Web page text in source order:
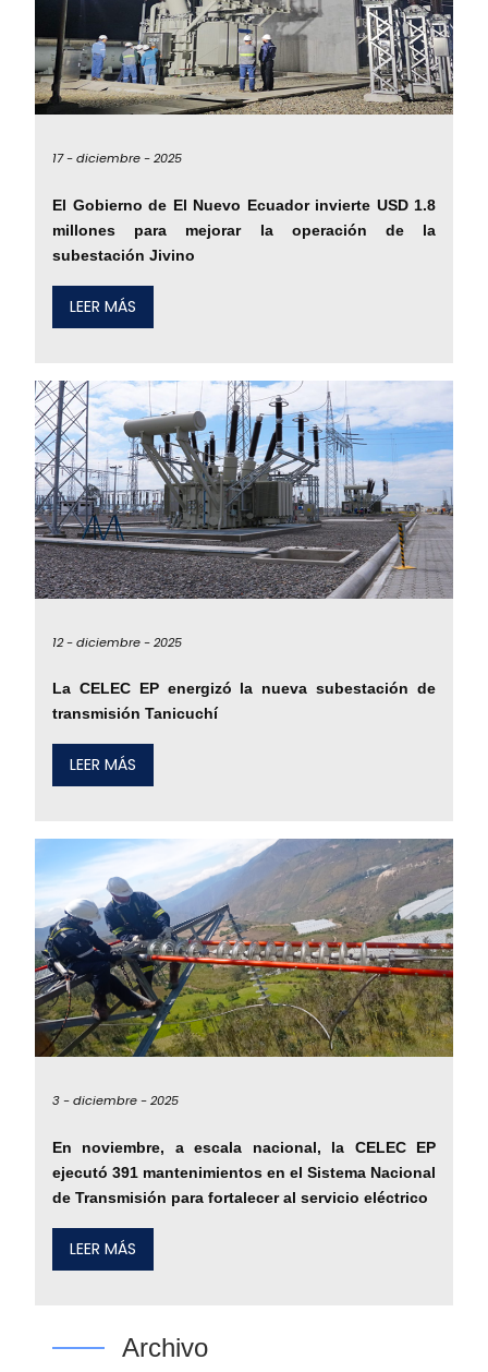
17 -diciembre -2025
El Gobierno de El Nuevo Ecuador invierte USD 1.8
millones para mejorar la operación de la
subestación Jivino
LEER MÁS
12 -diciembre -2025
La CELEC EP energizó la nueva subestación de
transmisión Tanicuchí
LEER MÁS
3 -diciembre -2025
En noviembre, a escala nacional, la CELEC EP
ejecutó 391 mantenimientos en el Sistema Nacional
de Transmisión para fortalecer al servicio eléctrico
LEER MÁS
Archivo